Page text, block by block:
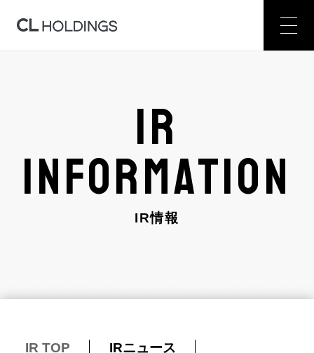
IR
INFORMATION
IR情報
IR TOP IRニュース